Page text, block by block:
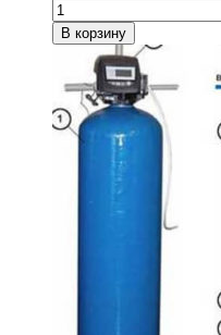
В корзину